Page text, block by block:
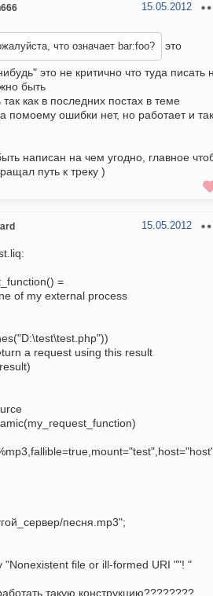
15.05.2012
что означает bar:foo? это
это не критично что туда писать
быть
как в последних постах в теме
помоему ошибки нет, но работает и
написан на чем угодно, главное
путь к треку )
15.05.2012
=
of my external process
a request using this result
песня.mp3";
"Nonexistent file or ill-formed URI ""! "
такую конструкцию????????